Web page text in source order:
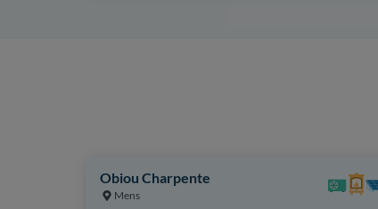
Obiou Charpente
Mens